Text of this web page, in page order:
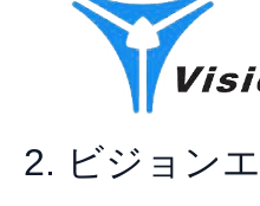
2. ビジョン